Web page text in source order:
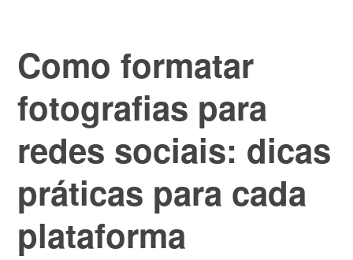
Como formatar
fotografias para
redes sociais: dicas
práticas para cada
plataforma